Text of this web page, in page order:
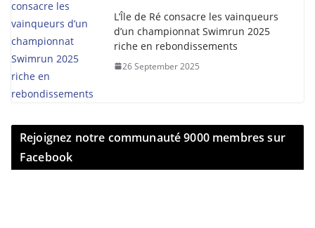
L’Île de Ré consacre les vainqueurs
d’un championnat Swimrun 2025
riche en rebondissements
26 September 2025
Rejoignez notre communauté 9000 membres sur
Facebook